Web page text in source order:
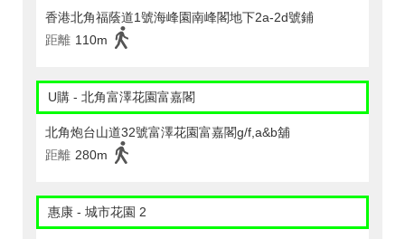
香港北角福蔭道1號海峰園南峰閣地下2a-2d號鋪
距離 110m
U購 - 北角富澤花園富嘉閣
北角炮台山道32號富澤花園富嘉閣g/f,a&b舖
距離 280m
惠康 - 城市花園 2